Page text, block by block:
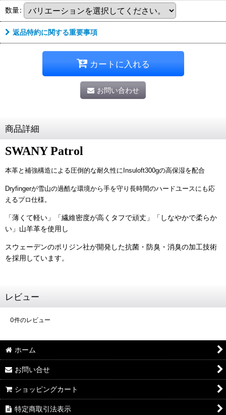
数量:
返品特約に関する重要事項
カートに入れる
お問い合わせ
商品詳細
SWANY Patrol
本革と補強構造による圧倒的な耐久性にInsuloft300gの高保湿を配合
Dryfingerが雪山の過酷な環境から手を守り長時間のハードユースにも応
えるプロ仕様。
「薄くて軽い」「繊維密度が高くタフで頑丈」「しなやかで柔らか
い」山羊革を使用し
スウェーデンのポリジン社が開発した抗菌・防臭・消臭の加工技術
を採用しています。
レビュー
0件のレビュー
ホーム
お問い合せ
ショッピングカート
特定商取引法表示